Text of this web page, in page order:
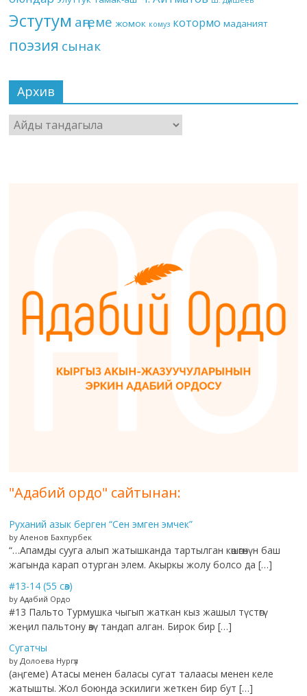
Эстутум аңгеме жомок комуз котормо маданият
поэзия сынак
Архив
Архив
"Адабий ордо" сайтынан:
Руханий азык берген “Сен эмген эмчек”
by Аленов Бахпурбек
“…Апамды сууга алып жатышканда тартылган көшөгөнүн баш
жагында карап отурган элем. Акыркы жолу болсо да […]
#13-14 (55 сөз)
by Адабий Ордо
#13 Пальто Турмушка чыгып жаткан кыз жашыл түстөгү
жеңил пальтону өзү тандап алган. Бирок бир […]
Сугатчы
by Долоева Нургүл
(аңгеме) Атасы менен баласы сугат талаасы менен келе
жатышты. Жол боюнда эскилиги жеткен бир бут […]